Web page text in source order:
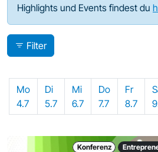
Highlights und Events findest du
Filter
Mo
4.7
Di
5.7
Mi
6.7
Do
7.7
Fr
8.7
Konferenz